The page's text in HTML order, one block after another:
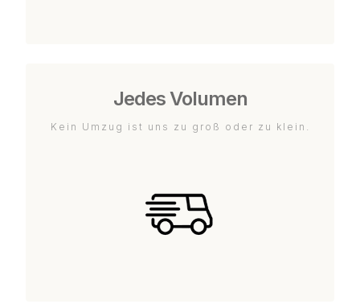
Jedes Volumen
Kein Umzug ist uns zu groß oder zu klein.